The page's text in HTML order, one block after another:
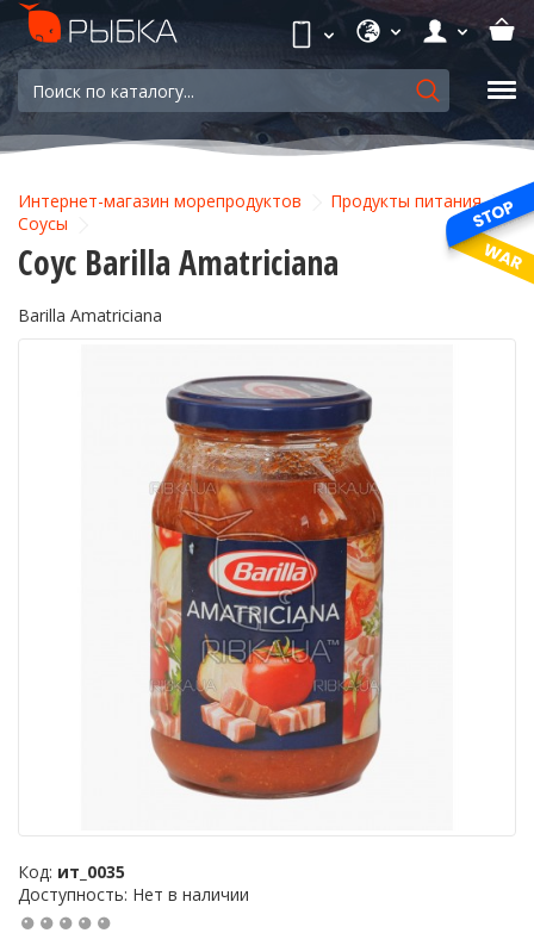
Интернет-магазин морепродуктов
Продукты питания
Соусы
Соус Barilla Amatriciana
Barilla Amatriciana
Код: ит_0035
Доступность: Нет в наличии